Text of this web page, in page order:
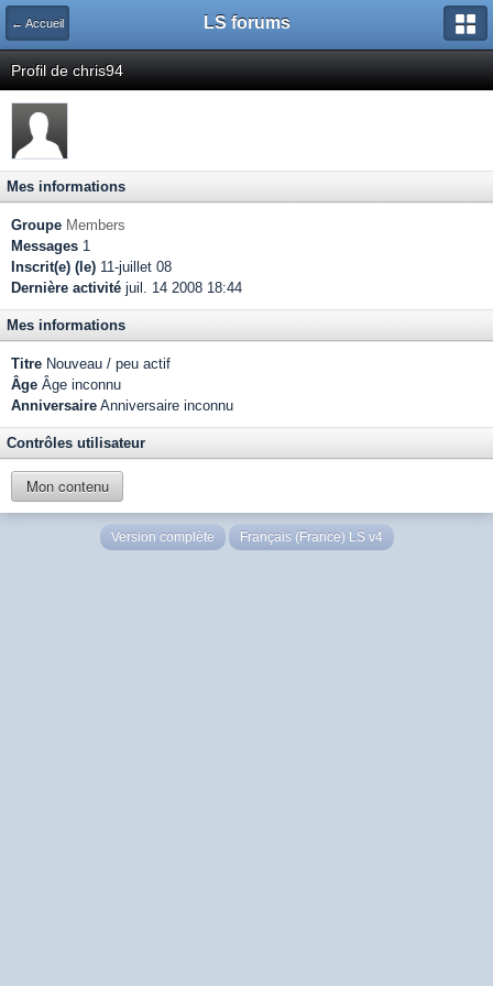
← Accueil LS forums
Profil de chris94
Mes informations
Groupe Members
Messages 1
Inscrit(e) (le) 11-juillet 08
Dernière activité juil. 14 2008 18:44
Mes informations
Titre Nouveau / peu actif
Âge Âge inconnu
Anniversaire Anniversaire inconnu
Contrôles utilisateur
Mon contenu
Version complète Français (France) LS v4